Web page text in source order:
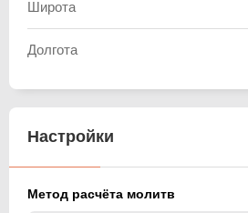
Широта
Долгота
Настройки
Метод расчёта молитв